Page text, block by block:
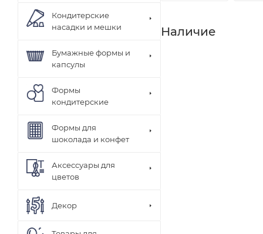
Наличие
Кондитерские
насадки и мешки
Бумажные формы и
капсулы
Формы
кондитерские
Формы для
шоколада и конфет
Аксессуары для
цветов
Декор